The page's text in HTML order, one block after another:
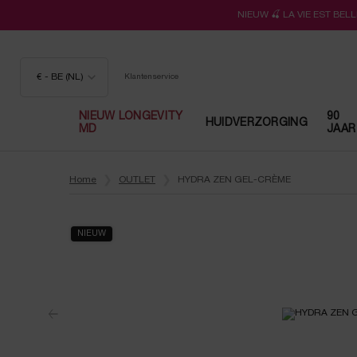
NIEUW 🍒 LA VIE EST
€ - BE (NL) Klantenservice
NIEUW LONGEVITY
MD
HUIDVERZORGING
90
JAAR
Home OUTLET HYDRA ZEN GEL-CRÈME
NIEUW